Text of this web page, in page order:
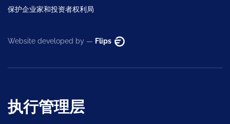
保护企业家和投资者权利局
Website developed by — Flips
执行管理层